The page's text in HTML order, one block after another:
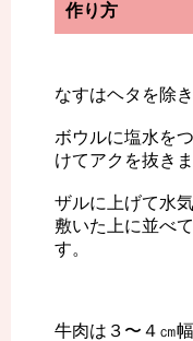
作り方
なすはヘタを除
ボウルに塩水を
けてアクを抜きま
ザルに上げて水
敷いた上に並べ
す。
牛肉は３〜４㎝